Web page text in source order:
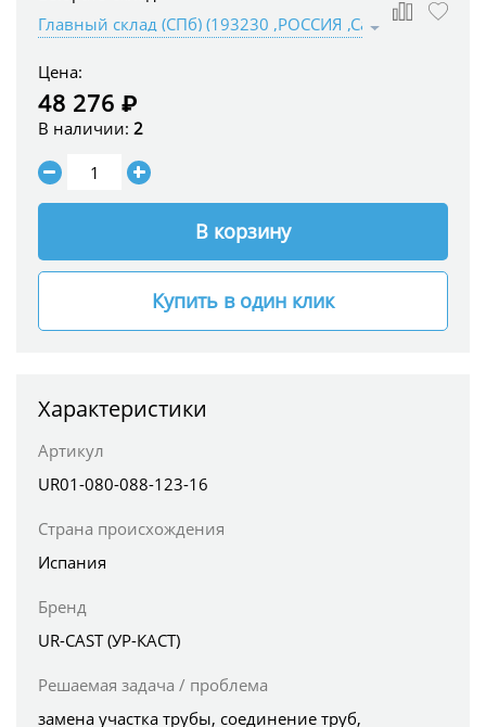
Цена:
48 276 ₽
В наличии: 2
В корзину
Купить в один клик
Характеристики
Артикул
UR01-080-088-123-16
Страна происхождения
Испания
Бренд
UR-CAST (УР-КАСТ)
Решаемая задача / проблема
замена участка трубы, соединение труб,